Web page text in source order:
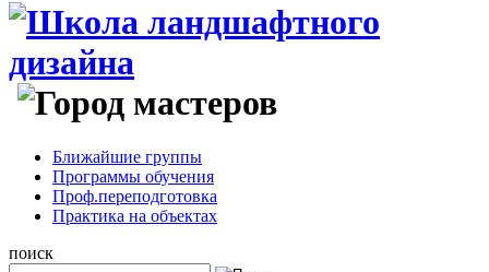
Ближайшие группы
Программы обучения
Проф.переподготовка
Практика на объектах
поиск